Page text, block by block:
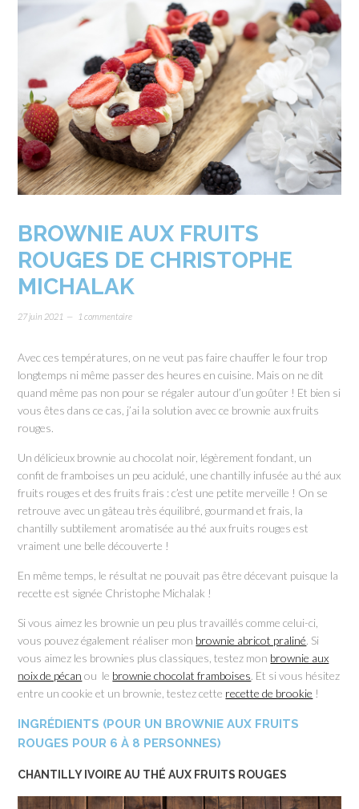
BROWNIE AUX FRUITS
ROUGES DE CHRISTOPHE
MICHALAK
27 juin 2021 1 commentaire
Avec ces températures, on ne veut pas faire chauffer le four trop
longtemps ni même passer des heures en cuisine. Mais on ne dit
quand même pas non pour se régaler autour d’un goûter ! Et bien si
vous êtes dans ce cas, j’ai la solution avec ce brownie aux fruits
rouges.
Un délicieux brownie au chocolat noir, légèrement fondant, un
confit de framboises un peu acidulé, une chantilly infusée au thé aux
fruits rouges et des fruits frais : c’est une petite merveille ! On se
retrouve avec un gâteau très équilibré, gourmand et frais, la
chantilly subtilement aromatisée au thé aux fruits rouges est
vraiment une belle découverte !
En même temps, le résultat ne pouvait pas être décevant puisque la
recette est signée Christophe Michalak !
Si vous aimez les brownie un peu plus travaillés comme celui-ci,
vous pouvez également réaliser mon brownie abricot praliné. Si
vous aimez les brownies plus classiques, testez mon brownie aux
noix de pécan ou le brownie chocolat framboises. Et si vous hésitez
entre un cookie et un brownie, testez cette recette de brookie !
INGRÉDIENTS (POUR UN BROWNIE AUX FRUITS
ROUGES POUR 6 À 8 PERSONNES)
CHANTILLY IVOIRE AU THÉ AUX FRUITS ROUGES